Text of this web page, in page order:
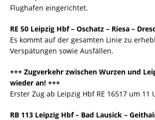
Flughafen eingerichtet.
RE 50 Leipzig Hbf – Oschatz – Riesa –
Es kommt auf der gesamten Linie zu
Verspätungen sowie Ausfällen.
+++ Zugverkehr zwischen Wurzen und
wieder an! +++
Erster Zug ab Leipzig Hbf RE 16517 um 11
RB 113 Leipzig Hbf – Bad Lausick –